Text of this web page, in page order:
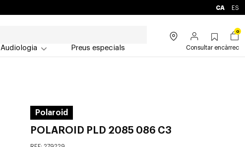
CA ES
Audiologia Preus especials
0
Consultar encàrrec
Polaroid
POLAROID PLD 2085 086 C3